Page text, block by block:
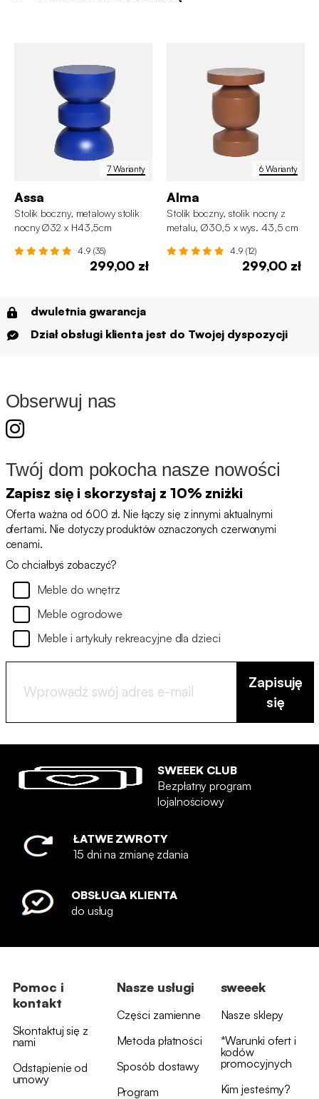
7 Warianty
Assa
Stolik boczny, metalowy stolik
nocny Ø32 x H43,5cm
4.9 (35)
299,00 zł
6 Warianty
Alma
Stolik boczny, stolik nocny z
metalu, Ø30,5 x wys. 43,5 cm
4.9 (12)
299,00 zł
dwuletnia gwarancja
Dział obsługi klienta jest do Twojej dyspozycji
Obserwuj nas
Twój dom pokocha nasze nowości
Zapisz się i skorzystaj z 10% zniżki
Oferta ważna od 600 zł. Nie łączy się z innymi aktualnymi
ofertami. Nie dotyczy produktów oznaczonych czerwonymi
cenami.
Co chciałbyś zobaczyć?
Meble do wnętrz
Meble ogrodowe
Meble i artykuły rekreacyjne dla dzieci
Zapisuję
się
SWEEEK CLUB
Bezpłatny program
lojalnościowy
ŁATWE ZWROTY
15 dni na zmianę zdania
OBSŁUGA KLIENTA
do usług
Pomoc i
kontakt
Skontaktuj się z
nami
Odstąpienie od
umowy
Nasze usługi
Części zamienne
Metoda płatności
Sposób dostawy
Program
sweeek
Nasze sklepy
*Warunki ofert i
kodów
promocyjnych
Kim jesteśmy?